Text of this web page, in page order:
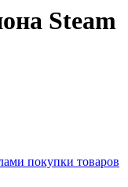
Steam
покупки товаров